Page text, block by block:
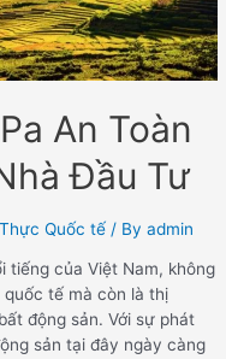
An Toàn
Đầu Tư
Quốc tế / Byadmin
tiếng của Việt Nam, không
tế mà còn là thị
động sản. Với sự phát
sản tại đây ngày càng